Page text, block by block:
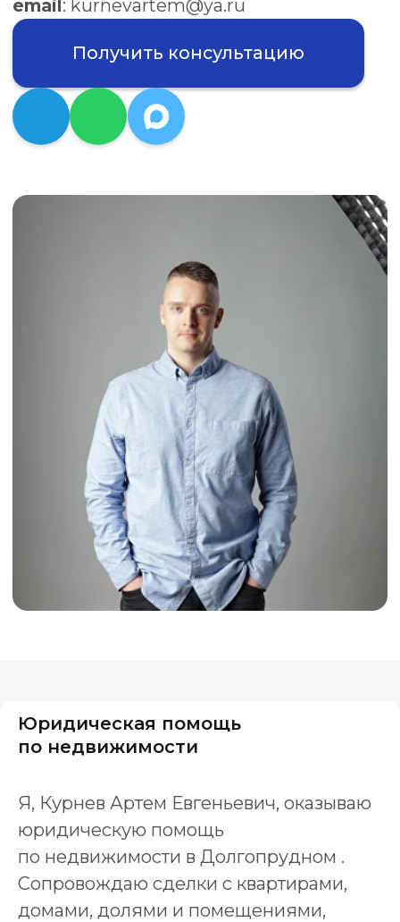
Юридическая помощь
по недвижимости
Я, Курнев Артем Евгеньевич, оказываю
юридическую помощь
по недвижимости в Долгопрудном .
Сопровождаю сделки с квартирами,
домами, долями и помещениями,